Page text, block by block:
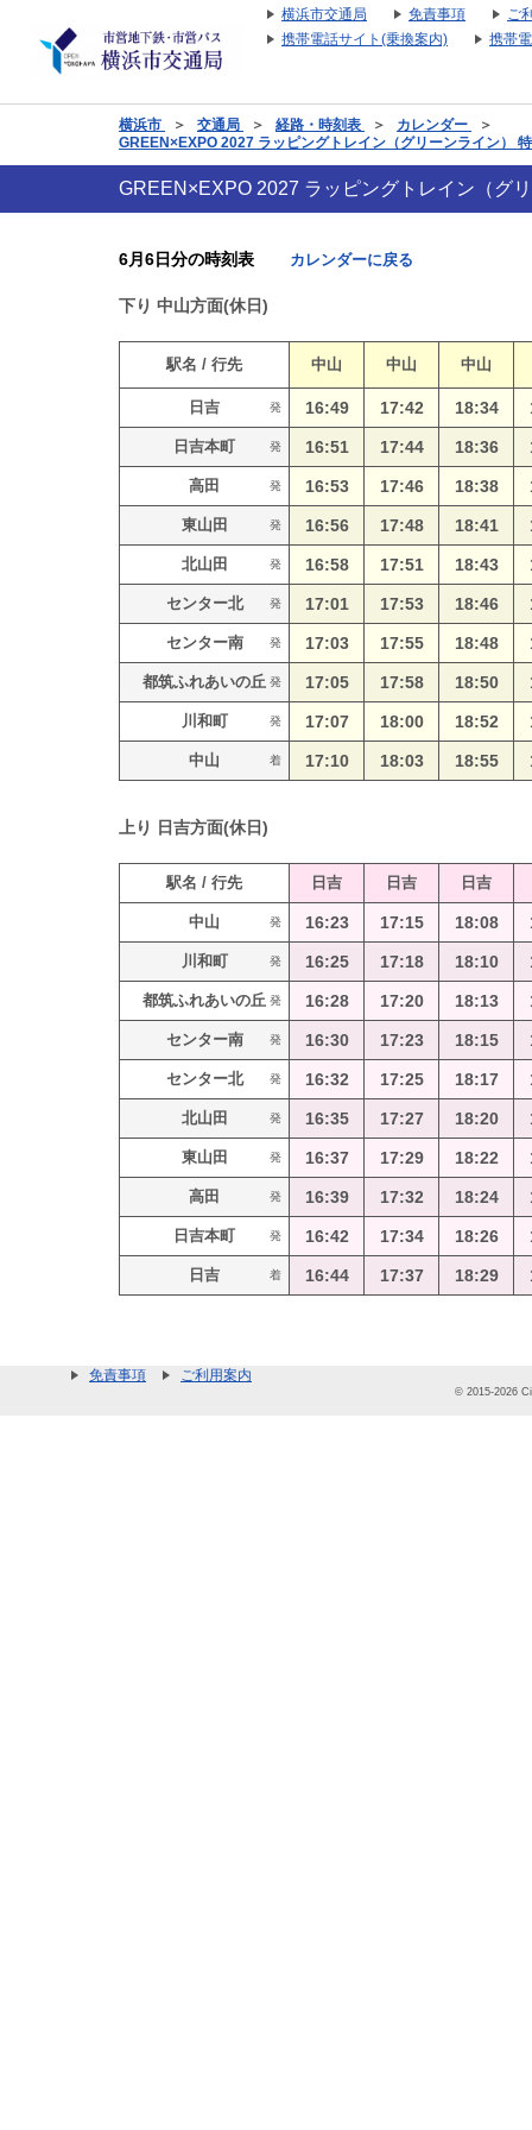
横浜市交通局 免責事項
ご
携帯電話サイト(乗換案内)
携帯
横浜市 ＞ 交通局 ＞ 経路・時刻表 ＞ カレンダー
＞
GREEN×EXPO 2027 ラッピングトレイン（グリーンライン）
GREEN×EXPO 2027 ラッピングトレイン（グ
6月6日分の時刻表 カレンダーに戻る
下り 中山方面(休日)
駅名 / 行先 中山 中山 中山
日吉 発 16:49 17:42 18:34
日吉本町 発 16:51 17:44 18:36
高田 発 16:53 17:46 18:38
東山田 発 16:56 17:48 18:41
北山田 発 16:58 17:51 18:43
センター北 発 17:01 17:53 18:46
センター南 発 17:03 17:55 18:48
都筑ふれあいの丘 発 17:05 17:58 18:50
川和町 発 17:07 18:00 18:52
中山 着 17:10 18:03 18:55
上り 日吉方面(休日)
駅名 / 行先 日吉 日吉 日吉
中山 発 16:23 17:15 18:08
川和町 発 16:25 17:18 18:10
都筑ふれあいの丘 発 16:28 17:20 18:13
センター南 発 16:30 17:23 18:15
センター北 発 16:32 17:25 18:17
北山田 発 16:35 17:27 18:20
東山田 発 16:37 17:29 18:22
高田 発 16:39 17:32 18:24
日吉本町 発 16:42 17:34 18:26
日吉 着 16:44 17:37 18:29
免責事項 ご利用案内
© 2015-2026